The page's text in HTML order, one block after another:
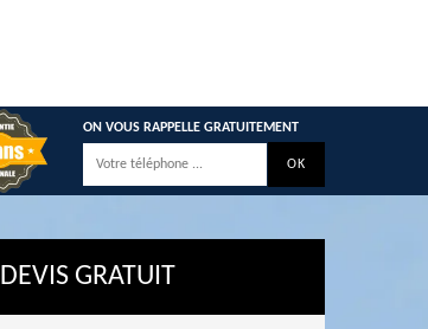
ON VOUS RAPPELLE GRATUITEMENT
DEVIS GRATUIT